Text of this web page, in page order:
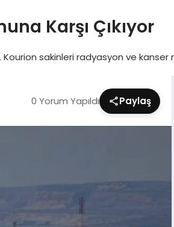
Karşı Çıkıyor
sakinleri radyasyon ve kanser
0 Yorum Yapıldı Paylaş